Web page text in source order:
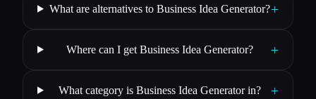
What are alternatives to Business Idea Generator?+
Where can I get Business Idea Generator? +
What category is Business Idea Generator in? +